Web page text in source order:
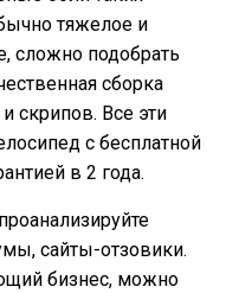
тяжелое и
сложно подобрать
сборка
скрипов. Все эти
с бесплатной
в 2 года.
сайты-отзовики.
бизнес, можно